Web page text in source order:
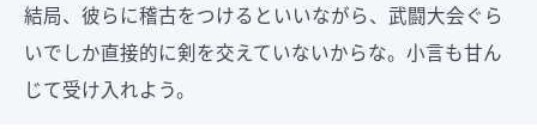
結局、彼らに稽古をつけるといいながら、武闘大会ぐら
いでしか直接的に剣を交えていないからな。小言も甘ん
じて受け入れよう。